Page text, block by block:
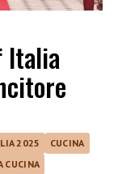
Italia
2025
CUCINA
CUCINA